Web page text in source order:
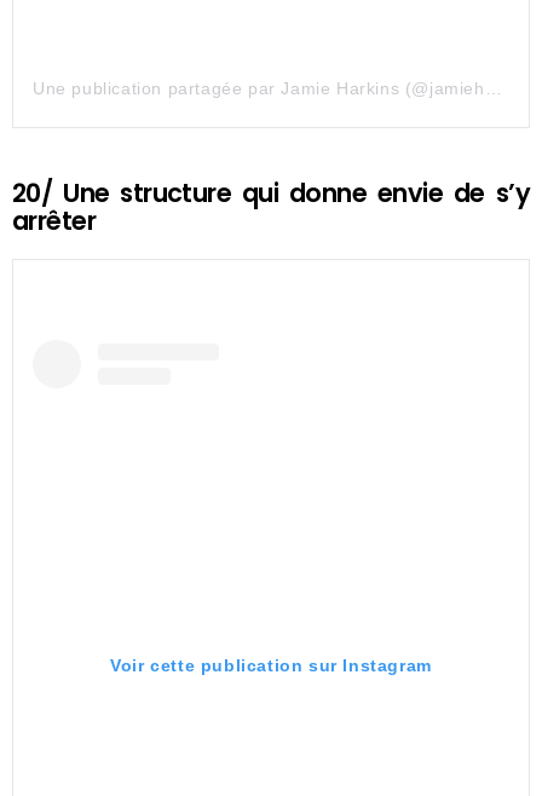
20/ Une structure qui donne envie de s’y
arrêter
Voir cette publication sur Instagram